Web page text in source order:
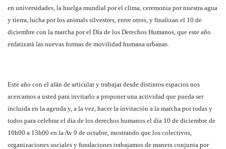
en universidades, la huelga mundial por el clima, ceremonia por nuestra agua
y tierra, lucha por los animals silvestres, entre otros, y finalizan el 10 de
diciembre con la marcha por el Día de los Derechos Humanos, que este año
enfatizará las nuevas formas de movilidad humana urbanas.
Este año con el afán de articular y trabajar desde distintos espacios nos
acercamos a usted para invitarlo a proponer una actividad que pueda ser
incluida en la agenda y, a la vez, hacer la invitación a la marcha por todas y
todos para celebrar el día de los derechos humanos el día 10 de diciembre de
10h00 a 13h00 en la Av 9 de octubre, mostrando que los colectivos,
organizaciones sociales y fundaciones trabajamos de manera conjunta por